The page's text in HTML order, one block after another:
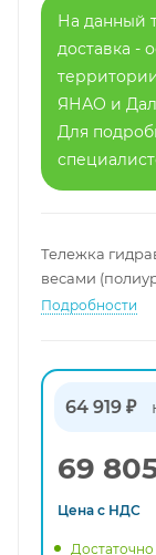
На данный
доставка -
ЯНАО и
Для
Тележка
весами
Подробности
64 919 ₽
69
Цена с НДС
Достаточно